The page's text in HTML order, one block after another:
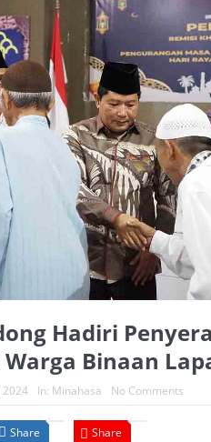
Hadiri
Warga Binaan
In: Minahasa No Comments
Share Share